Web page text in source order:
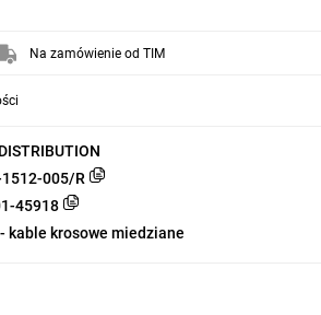
1512-005/R
45918
kable krosowe miedziane
Na zamówienie od TIM